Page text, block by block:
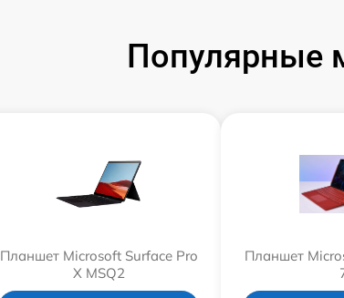
Популярные
Планшет Microsoft Surface Pro
X MSQ2
Планшет